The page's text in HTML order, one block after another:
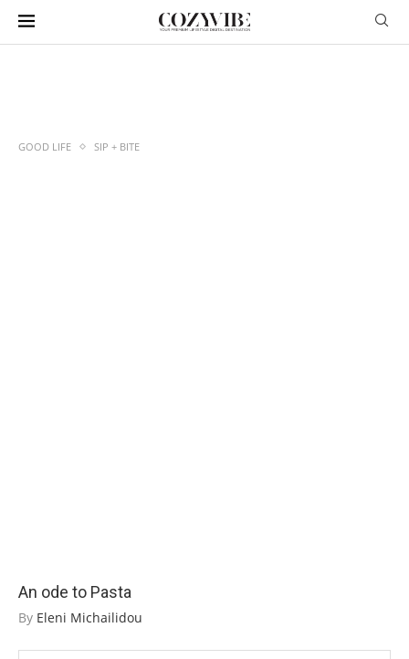
GOOD LIFE SIP + BITE
An ode to Pasta
By Eleni Michailidou